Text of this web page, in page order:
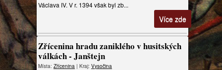
Václava IV. V r. 1394 však byl zb...
Více zde
Zřícenina hradu zaniklého v husitských
válkách - Janštejn
Místa: Zřícenina | Kraj: Vysočina